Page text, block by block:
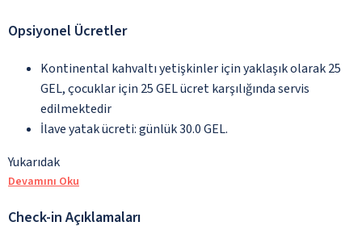
Opsiyonel Ücretler
Kontinental kahvaltı yetişkinler için yaklaşık olarak 25
GEL, çocuklar için 25 GEL ücret karşılığında servis
edilmektedir
İlave yatak ücreti: günlük 30.0 GEL.
Yukarıdak
Devamını Oku
Check-in Açıklamaları